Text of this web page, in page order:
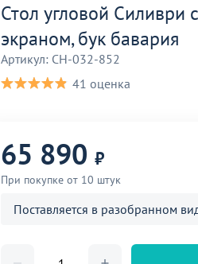
Стол угловой Силиври
экраном, бук бавария
Артикул: CH-032-852
41 оценка
65 890 ₽
При покупке от 10 штук
Поставляется в разобранном